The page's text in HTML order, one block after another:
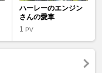
ハーレーのエンジン
さんの愛車
1 PV